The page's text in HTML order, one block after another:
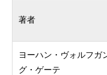
著者
ヨーハン・ヴォルフガ
グ・ゲーテ